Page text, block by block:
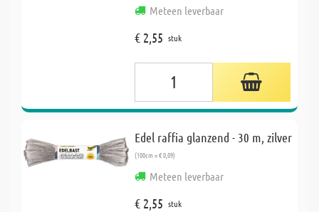
Meteen leverbaar
€ 2,55 stuk
Edel raffia glanzend - 30 m, zilver
(100cm = € 0,09)
Meteen leverbaar
€ 2,55 stuk